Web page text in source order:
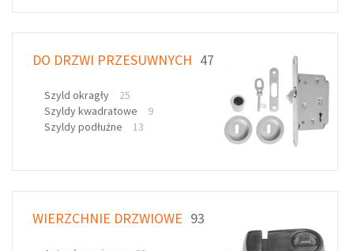
DO DRZWI PRZESUWNYCH 47
Szyld okragły
25
Szyldy kwadratowe
9
Szyldy podłużne
13
WIERZCHNIE DRZWIOWE 93